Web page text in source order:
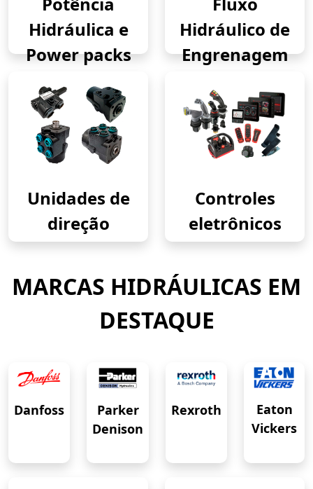
Hidráulica e
Power packs
Hidráulico de
Engrenagem
Unidades de
direção
Controles
eletrônicos
MARCAS HIDRÁULICAS EM
DESTAQUE
Danfoss
Parker
Denison
Rexroth
Eaton
Vickers